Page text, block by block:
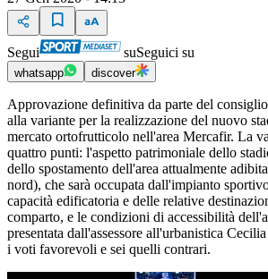
Segui suSeguici su
whatsapp discover
Approvazione definitiva da parte del
alla variante per la realizzazione del nuovo
mercato ortofrutticolo nell'area Mercafir. La
quattro punti: l'aspetto patrimoniale dello
dello spostamento dell'area attualmente
nord), che sarà occupata dall'impianto
capacità edificatoria e delle relative
comparto, e le condizioni di accessibilità
presentata dall'assessore all'urbanistica
i voti favorevoli e sei quelli contrari.